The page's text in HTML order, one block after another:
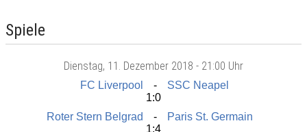
Spiele
Dienstag, 11. Dezember 2018 - 21:00 Uhr
FC Liverpool
SSC Neapel
1:0
Roter Stern Belgrad
Paris St. Germain
1:4